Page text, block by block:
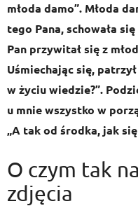
młoda damo”. Młoda
tego Pana, schowała
Pan przywitał się z
Uśmiechając się,
w życiu wiedzie?”.
u mnie wszystko w
„A tak od środka, jak się
O czym tak
zdjęcia